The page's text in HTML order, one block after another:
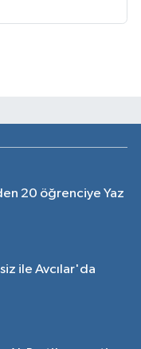
20 öğrenciye Yaz
ile Avcılar'da